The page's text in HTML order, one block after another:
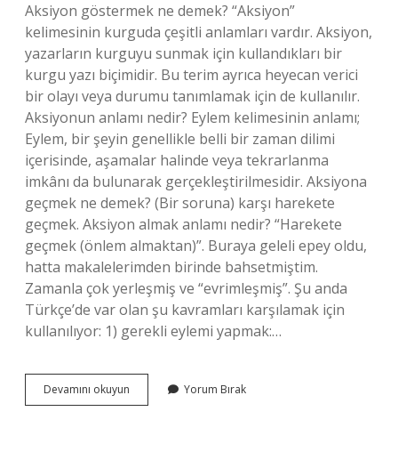
Aksiyon göstermek ne demek? “Aksiyon”
kelimesinin kurguda çeşitli anlamları vardır. Aksiyon,
yazarların kurguyu sunmak için kullandıkları bir
kurgu yazı biçimidir. Bu terim ayrıca heyecan verici
bir olayı veya durumu tanımlamak için de kullanılır.
Aksiyonun anlamı nedir? Eylem kelimesinin anlamı;
Eylem, bir şeyin genellikle belli bir zaman dilimi
içerisinde, aşamalar halinde veya tekrarlanma
imkânı da bulunarak gerçekleştirilmesidir. Aksiyona
geçmek ne demek? (Bir soruna) karşı harekete
geçmek. Aksiyon almak anlamı nedir? “Harekete
geçmek (önlem almaktan)”. Buraya geleli epey oldu,
hatta makalelerimden birinde bahsetmiştim.
Zamanla çok yerleşmiş ve “evrimleşmiş”. Şu anda
Türkçe’de var olan şu kavramları karşılamak için
kullanılıyor: 1) gerekli eylemi yapmak:…
Devamını okuyun
Beklemek
Yorum Bırak